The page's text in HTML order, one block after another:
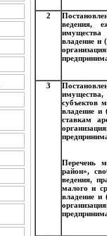
2
ведения,
имущества
владение и
3
имущества,
субъектов
владение и
ставкам
Перечень
район»,
ведения,
малого и
владение и